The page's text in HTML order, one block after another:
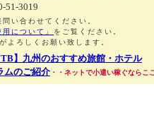
51-3019
い合わせてください。
用について」 をご覧ください。
よろしくお願い致します。
】九州のおすすめ旅館・ホテル
ムのご紹介 ・・ネットで小遣い稼ぐならこ